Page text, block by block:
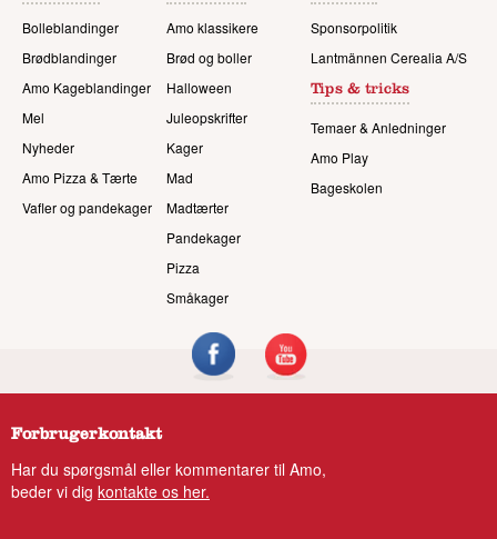
Bolleblandinger
Brødblandinger
Amo Kageblandinger
Mel
Nyheder
Amo Pizza & Tærte
Vafler og pandekager
Amo klassikere
Brød og boller
Halloween
Juleopskrifter
Kager
Mad
Madtærter
Pandekager
Pizza
Småkager
Sponsorpolitik
Lantmännen Cerealia A/S
Tips & tricks
Temaer & Anledninger
Amo Play
Bageskolen
Forbrugerkontakt
Har du spørgsmål eller kommentarer til Amo,
beder vi dig kontakte os her.